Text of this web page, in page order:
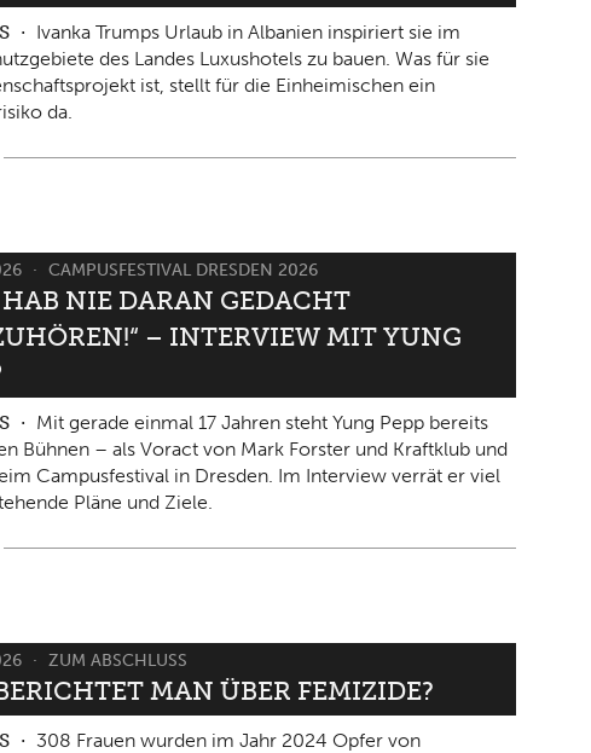
Ivanka Trumps Urlaub in Albanien inspiriert sie im
des Landes Luxushotels zu bauen. Was für sie
ist, stellt für die Einheimischen ein
da.
CAMPUSFESTIVAL DRESDEN 2026
NIE DARAN GEDACHT
– INTERVIEW MIT YUNG
Mit gerade einmal 17 Jahren steht Yung Pepp bereits
Bühnen – als Voract von Mark Forster und Kraftklub und
Campusfestival in Dresden. Im Interview verrät er viel
Pläne und Ziele.
ZUM ABSCHLUSS
MAN ÜBER FEMIZIDE?
308 Frauen wurden im Jahr 2024 Opfer von